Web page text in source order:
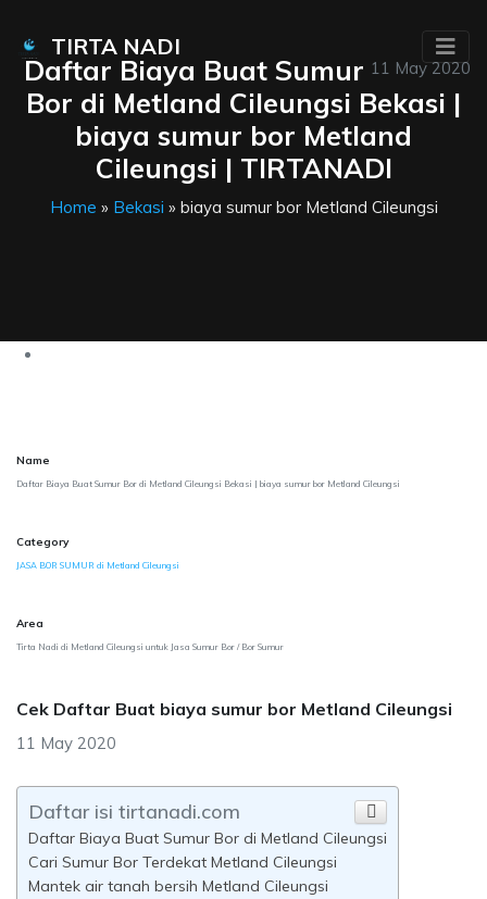
TIRTA NADI
11 May 2020
Daftar Biaya Buat Sumur
Bor di Metland Cileungsi Bekasi |
biaya sumur bor Metland
Cileungsi | TIRTANADI
Home » Bekasi » biaya sumur bor Metland Cileungsi
Name
Daftar Biaya Buat Sumur Bor di Metland Cileungsi Bekasi | biaya sumur bor Metland Cileungsi
Category
JASA BOR SUMUR di Metland Cileungsi
Area
Tirta Nadi di Metland Cileungsi untuk Jasa Sumur Bor / Bor Sumur
Cek Daftar Buat biaya sumur bor Metland Cileungsi
11 May 2020
Daftar isi tirtanadi.com
Daftar Biaya Buat Sumur Bor di Metland Cileungsi
Cari Sumur Bor Terdekat Metland Cileungsi
Mantek air tanah bersih Metland Cileungsi